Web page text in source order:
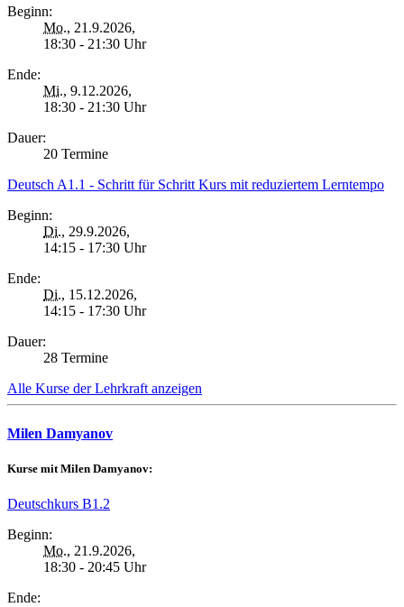
Beginn:
Mo., 21.9.2026,
18:30 - 21:30 Uhr
Ende:
Mi., 9.12.2026,
18:30 - 21:30 Uhr
Dauer:
20 Termine
Deutsch A1.1 - Schritt für Schritt Kurs mit reduziertem Lerntempo
Beginn:
Di., 29.9.2026,
14:15 - 17:30 Uhr
Ende:
Di., 15.12.2026,
14:15 - 17:30 Uhr
Dauer:
28 Termine
Alle Kurse der Lehrkraft anzeigen
Milen Damyanov
Kurse mit Milen Damyanov:
Deutschkurs B1.2
Beginn:
Mo., 21.9.2026,
18:30 - 20:45 Uhr
Ende: